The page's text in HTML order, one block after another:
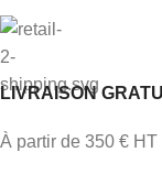
LIVRAISON
À partir de 350 € HT